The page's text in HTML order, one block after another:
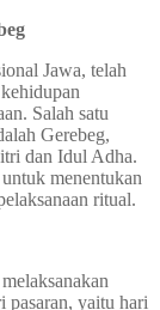
Jawa, telah
Salah satu
Gerebeg,
dan Idul Adha.
menentukan
ritual.
pasaran, yaitu hari